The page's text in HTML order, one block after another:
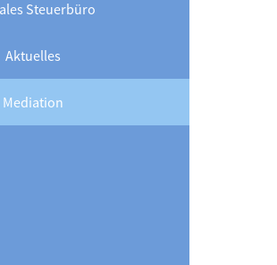
Steuerbüro
Aktuelles
Mediation